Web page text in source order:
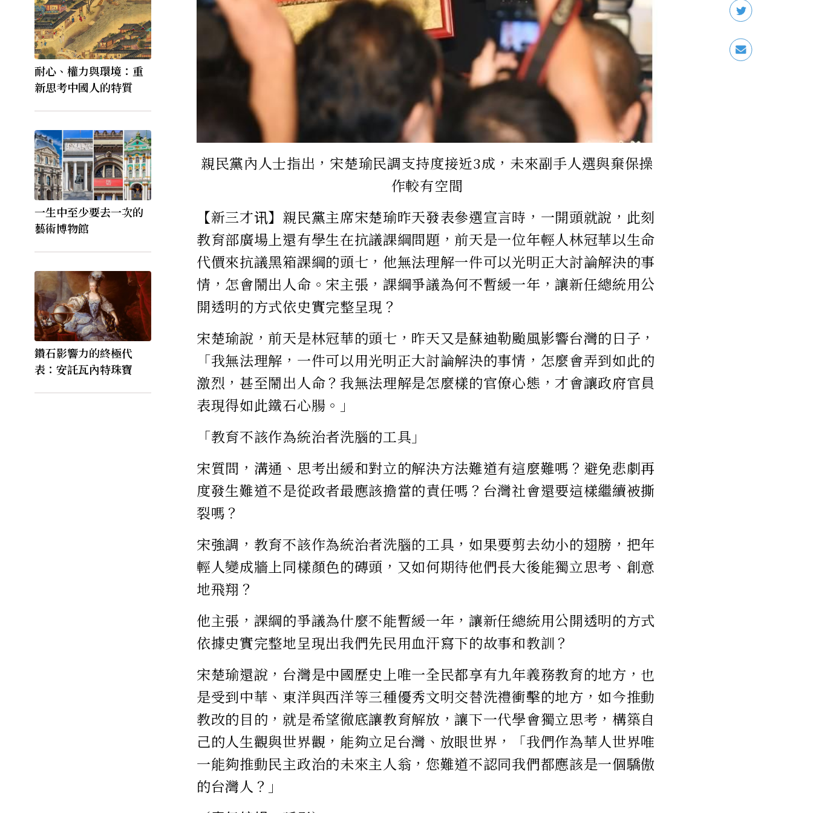
耐心、權力與環境：重
新思考中國人的特質
一生中至少要去一次的
藝術博物館
鑽石影響力的終極代
表：安託瓦內特珠寶
親民黨內人士指出，宋楚瑜民調支持度接近3成，未來副手人選與棄保操
作較有空間
【新三才讯】親民黨主席宋楚瑜昨天發表參選宣言時，一開頭就說，此刻
教育部廣場上還有學生在抗議課綱問題，前天是一位年輕人林冠華以生命
代價來抗議黑箱課綱的頭七，他無法理解一件可以光明正大討論解決的事
情，怎會鬧出人命。宋主張，課綱爭議為何不暫緩一年，讓新任總統用公
開透明的方式依史實完整呈現？
宋楚瑜說，前天是林冠華的頭七，昨天又是蘇迪勒颱風影響台灣的日子，
「我無法理解，一件可以用光明正大討論解決的事情，怎麼會弄到如此的
激烈，甚至鬧出人命？我無法理解是怎麼樣的官僚心態，才會讓政府官員
表現得如此鐵石心腸。」
「教育不該作為統治者洗腦的工具」
宋質問，溝通、思考出緩和對立的解決方法難道有這麼難嗎？避免悲劇再
度發生難道不是從政者最應該擔當的責任嗎？台灣社會還要這樣繼續被撕
裂嗎？
宋強調，教育不該作為統治者洗腦的工具，如果要剪去幼小的翅膀，把年
輕人變成牆上同樣顏色的磚頭，又如何期待他們長大後能獨立思考、創意
地飛翔？
他主張，課綱的爭議為什麼不能暫緩一年，讓新任總統用公開透明的方式
依據史實完整地呈現出我們先民用血汗寫下的故事和教訓？
宋楚瑜還說，台灣是中國歷史上唯一全民都享有九年義務教育的地方，也
是受到中華、東洋與西洋等三種優秀文明交替洗禮衝擊的地方，如今推動
教改的目的，就是希望徹底讓教育解放，讓下一代學會獨立思考，構築自
己的人生觀與世界觀，能夠立足台灣、放眼世界，「我們作為華人世界唯
一能夠推動民主政治的未來主人翁，您難道不認同我們都應該是一個驕傲
的台灣人？」